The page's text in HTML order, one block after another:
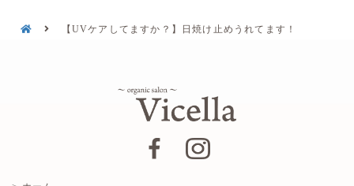
【UVケアしてますか？】日焼け止めうれてます！